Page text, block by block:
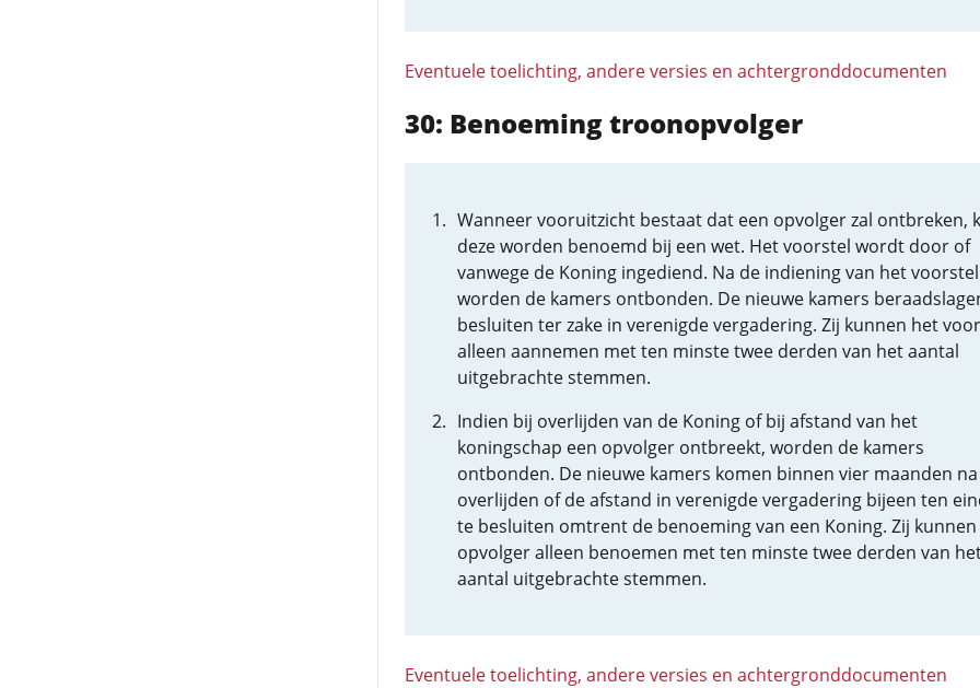
Eventuele toelichting, andere versies en achtergronddocumenten
30: Benoeming troonopvolger
Wanneer vooruitzicht bestaat dat een opvolger zal ontbreken,
deze worden benoemd bij een wet. Het voorstel wordt door of
vanwege de Koning ingediend. Na de indiening van het voorstel
worden de kamers ontbonden. De nieuwe kamers
besluiten ter zake in verenigde vergadering. Zij kunnen het
alleen aannemen met ten minste twee derden van het aantal
uitgebrachte stemmen.
Indien bij overlijden van de Koning of bij afstand van het
koningschap een opvolger ontbreekt, worden de kamers
ontbonden. De nieuwe kamers komen binnen vier maanden
overlijden of de afstand in verenigde vergadering bijeen ten
te besluiten omtrent de benoeming van een Koning. Zij kunnen
opvolger alleen benoemen met ten minste twee derden van
aantal uitgebrachte stemmen.
Eventuele toelichting, andere versies en achtergronddocumenten